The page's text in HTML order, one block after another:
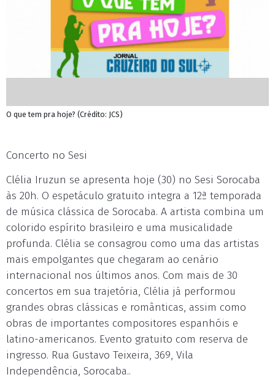
O que tem pra hoje? (Crédito: JCS)
Concerto no Sesi
Clélia Iruzun se apresenta hoje (30) no Sesi Sorocaba
às 20h. O espetáculo gratuito integra a 12ª temporada
de música clássica de Sorocaba. A artista combina um
colorido espírito brasileiro e uma musicalidade
profunda. Clélia se consagrou como uma das artistas
mais empolgantes que chegaram ao cenário
internacional nos últimos anos. Com mais de 30
concertos em sua trajetória, Clélia já performou
grandes obras clássicas e românticas, assim como
obras de importantes compositores espanhóis e
latino-americanos. Evento gratuito com reserva de
ingresso. Rua Gustavo Teixeira, 369, Vila
Independência, Sorocaba..